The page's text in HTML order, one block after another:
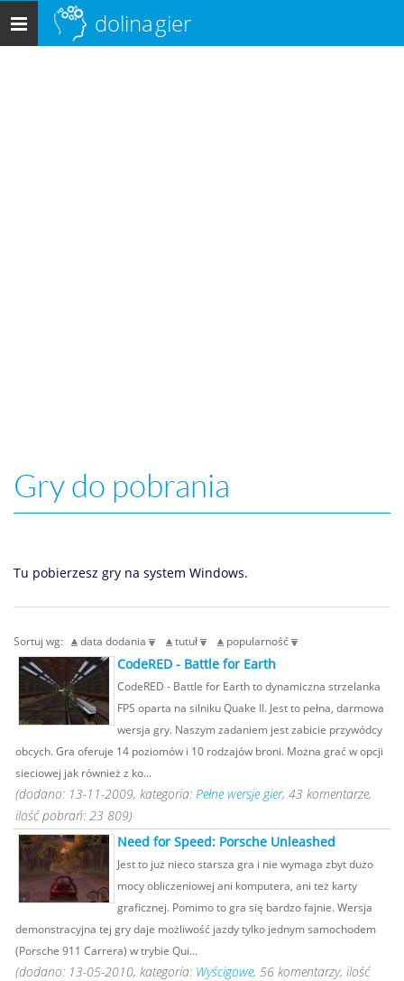
Menu
główne
dolinagier
Gry do pobrania
Tu pobierzesz gry na system Windows.
Sortuj wg: data dodania tutuł popularność
CodeRED - Battle for Earth
CodeRED - Battle for Earth to dynamiczna strzelanka
FPS oparta na silniku Quake II. Jest to pełna, darmowa
wersja gry. Naszym zadaniem jest zabicie przywódcy
obcych. Gra oferuje 14 poziomów i 10 rodzajów broni. Można grać w opcji
sieciowej jak również z ko...
(dodano: 13-11-2009, kategoria: Pełne wersje gier, 43 komentarze,
ilość pobrań: 23 809)
Need for Speed: Porsche Unleashed
Jest to już nieco starsza gra i nie wymaga zbyt dużo
mocy obliczeniowej ani komputera, ani też karty
graficznej. Pomimo to gra się bardzo fajnie. Wersja
demonstracyjna tej gry daje możliwość jazdy tylko jednym samochodem
(Porsche 911 Carrera) w trybie Qui...
(dodano: 13-05-2010, kategoria: Wyścigowe, 56 komentarzy, ilość